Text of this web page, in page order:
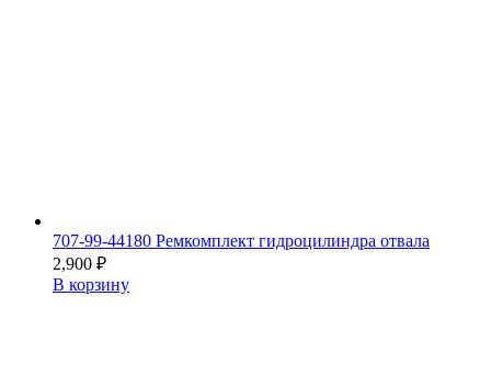
707-99-44180 Ремкомплект гидроцилиндра отвала
2,900 ₽
В корзину